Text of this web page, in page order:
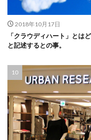
2018年10月17日
「クラウディハート」とは
と記述するとの事。